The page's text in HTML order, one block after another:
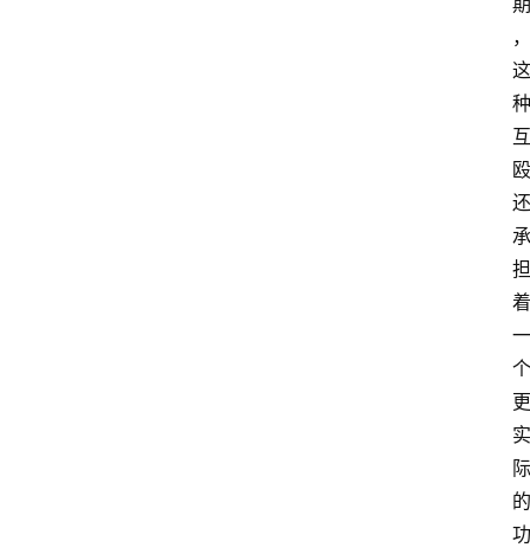
，
这
种
互
殴
还
承
担
着
一
个
更
实
际
的
功